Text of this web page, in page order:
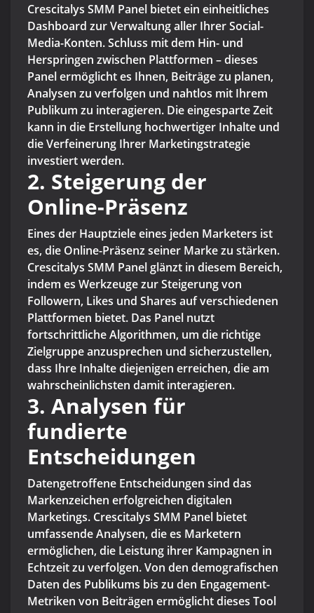
Crescitalys SMM Panel bietet ein einheitliches
Dashboard zur Verwaltung aller Ihrer Social-
Media-Konten. Schluss mit dem Hin- und
Herspringen zwischen Plattformen – dieses
Panel ermöglicht es Ihnen, Beiträge zu planen,
Analysen zu verfolgen und nahtlos mit Ihrem
Publikum zu interagieren. Die eingesparte Zeit
kann in die Erstellung hochwertiger Inhalte und
die Verfeinerung Ihrer Marketingstrategie
investiert werden.
2. Steigerung der
Online-Präsenz
Eines der Hauptziele eines jeden Marketers ist
es, die Online-Präsenz seiner Marke zu stärken.
Crescitalys SMM Panel glänzt in diesem Bereich,
indem es Werkzeuge zur Steigerung von
Followern, Likes und Shares auf verschiedenen
Plattformen bietet. Das Panel nutzt
fortschrittliche Algorithmen, um die richtige
Zielgruppe anzusprechen und sicherzustellen,
dass Ihre Inhalte diejenigen erreichen, die am
wahrscheinlichsten damit interagieren.
3. Analysen für
fundierte
Entscheidungen
Datengetroffene Entscheidungen sind das
Markenzeichen erfolgreichen digitalen
Marketings. Crescitalys SMM Panel bietet
umfassende Analysen, die es Marketern
ermöglichen, die Leistung ihrer Kampagnen in
Echtzeit zu verfolgen. Von den demografischen
Daten des Publikums bis zu den Engagement-
Metriken von Beiträgen ermöglicht dieses Tool